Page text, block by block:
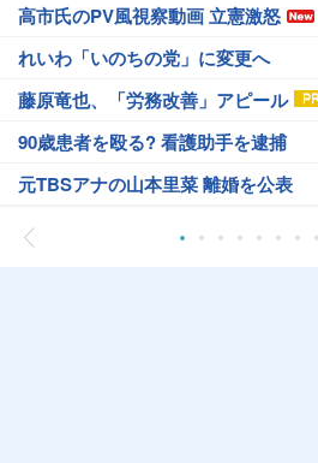
高市氏のPV風視察動画 立憲激怒
れいわ「いのちの党」に変更へ
藤原竜也、「労務改善」アピール
90歳患者を殴る? 看護助手を逮捕
元TBSアナの山本里菜 離婚を公表